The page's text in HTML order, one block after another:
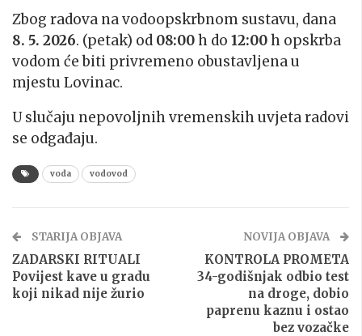
Zbog radova na vodoopskrbnom sustavu, dana
8. 5. 2026. (petak) od 08:00h do 12:00h opskrba
vodom će biti privremeno obustavljena u
mjestu Lovinac.
U slučaju nepovoljnih vremenskih uvjeta radovi
se odgađaju.
voda vodovod
STARIJA OBJAVA
ZADARSKI RITUALI
Povijest kave u gradu
koji nikad nije žurio
NOVIJA OBJAVA
KONTROLA PROMETA
34-godišnjak odbio test
na droge, dobio
paprenu kaznu i ostao
bez vozačke